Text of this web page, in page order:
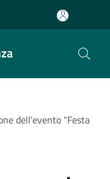
dell'evento "Festa